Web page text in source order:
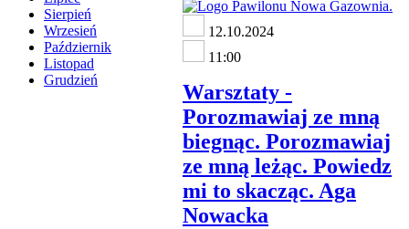
Sierpień
Wrzesień
Październik
Listopad
Grudzień
12.10.2024
11:00
Warsztaty -
Porozmawiaj ze mną
biegnąc. Porozmawiaj
ze mną leżąc. Powiedz
mi to skacząc. Aga
Nowacka